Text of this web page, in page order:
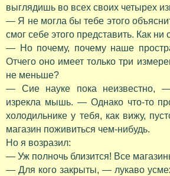
выглядишь во всех своих четырех
— Я не могла бы тебе этого
смог себе этого представить. Как
— Но почему, почему наше
Отчего оно имеет только три
не меньше?
— Сие науке пока неизвестно, —
изрекла мышь. — Однако что-то
холодильнике у тебя, как вижу,
магазин поживиться чем-нибудь.
Но я возразил:
— Уж полночь близится! Все
— Для кого закрыты, — лукаво